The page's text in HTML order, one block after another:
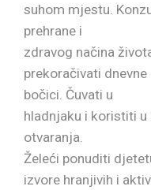
suhom mjestu.
prehrane i
zdravog načina
prekoračivati
bočici. Čuvati u
hladnjaku i koristiti u
otvaranja.
Želeći ponuditi
izvore hranjivih i